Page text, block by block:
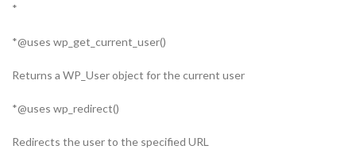
*
()uses wp_get_current_user@*
Returns a WP_User object for the current user
()uses wp_redirect@*
Redirects the user to the specified URL